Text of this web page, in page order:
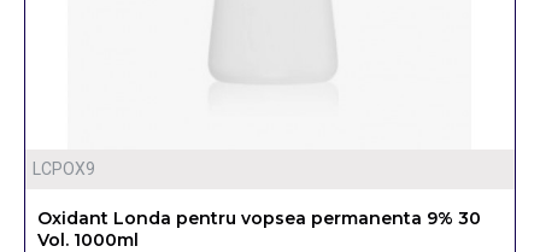
LCPOX9
Oxidant Londa pentru vopsea permanenta 9% 30
Vol. 1000ml